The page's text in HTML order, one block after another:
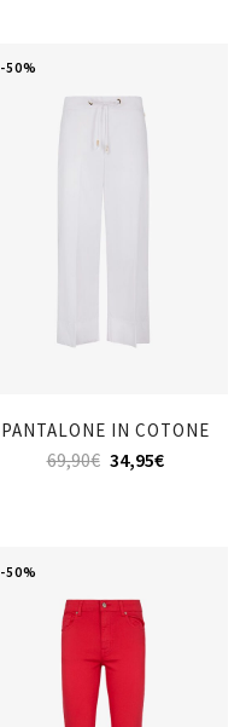
-50%
PANTALONE IN COTONE
69,90€ 34,95€
-50%